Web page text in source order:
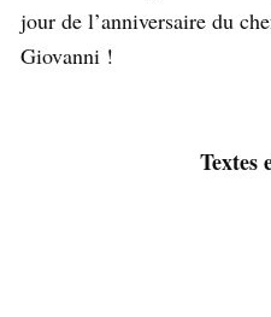
jour de l’anniversaire du
Giovanni !
Textes